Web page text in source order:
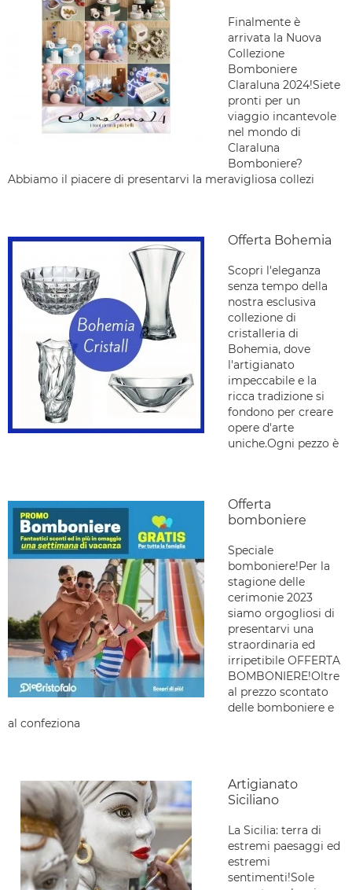
Finalmente è
arrivata la Nuova
Collezione
Bomboniere
Claraluna 2024!Siete
pronti per un
viaggio incantevole
nel mondo di
Claraluna
Bomboniere?
Abbiamo il piacere di presentarvi la meravigliosa collezi
Offerta Bohemia
Scopri l'eleganza
senza tempo della
nostra esclusiva
collezione di
cristalleria di
Bohemia, dove
l'artigianato
impeccabile e la
ricca tradizione si
fondono per creare
opere d'arte
uniche.Ogni pezzo è
Offerta
bomboniere
Speciale
bomboniere!Per la
stagione delle
cerimonie 2023
siamo orgogliosi di
presentarvi una
straordinaria ed
irripetibile OFFERTA
BOMBONIERE!Oltre
al prezzo scontato
delle bomboniere e
al confeziona
Artigianato
Siciliano
La Sicilia: terra di
estremi paesaggi ed
estremi
sentimenti!Sole